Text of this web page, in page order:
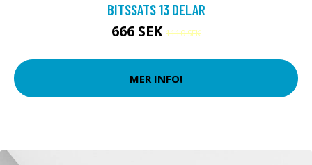
BITSSATS 13 DELAR
666 SEK 1110 SEK
MER INFO!